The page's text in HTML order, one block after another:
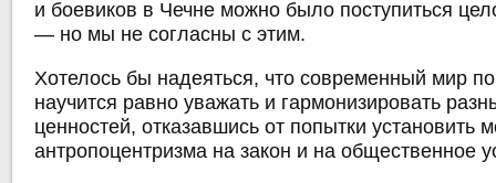
и боевиков в Чечне можно было поступиться
— но мы не согласны с этим.
Хотелось бы надеяться, что современный мир
научится равно уважать и гармонизировать
ценностей, отказавшись от попытки установить
антропоцентризма на закон и на общественное